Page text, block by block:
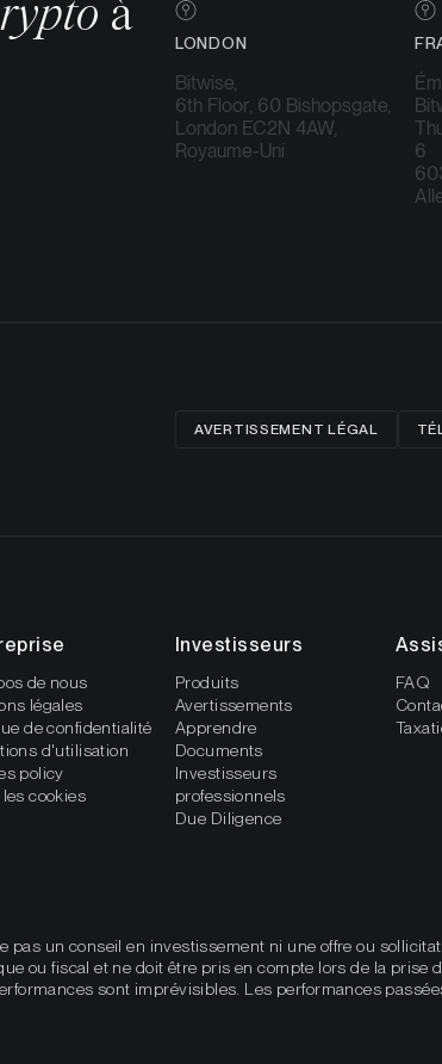
à
LONDON
Bitwise,
6th Floor, 60 Bishopsgate,
London EC2N 4AW,
Royaume-Uni
6
AVERTISSEMENT LÉGAL
de nous
légales
de confidentialité
d'utilisation
policy
cookies
Investisseurs
Produits
Avertissements
Apprendre
Documents
Investisseurs
professionnels
Due Diligence
FAQ
un conseil en investissement ni une offre ou
ou fiscal et ne doit être pris en compte lors de la
sont imprévisibles. Les performances